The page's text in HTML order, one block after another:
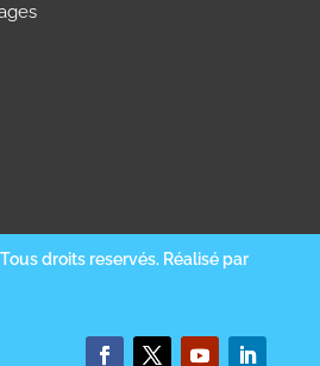
droits reservés. Réalisé par